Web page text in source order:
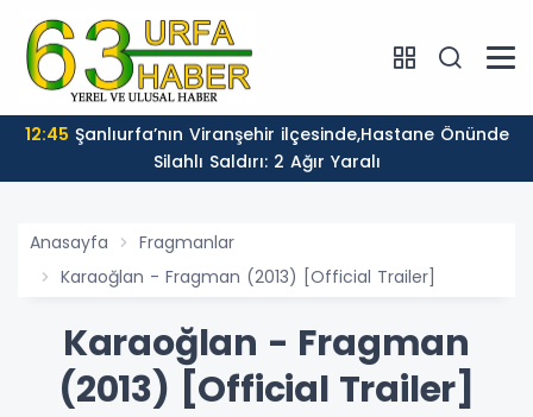
12:45
Silahlı Saldırı: 2 Ağır Yaralı
Anasayfa
Fragmanlar
Karaoğlan - Fragman (2013) [Official Trailer]
Karaoğlan - Fragman
(2013) [Official Trailer]